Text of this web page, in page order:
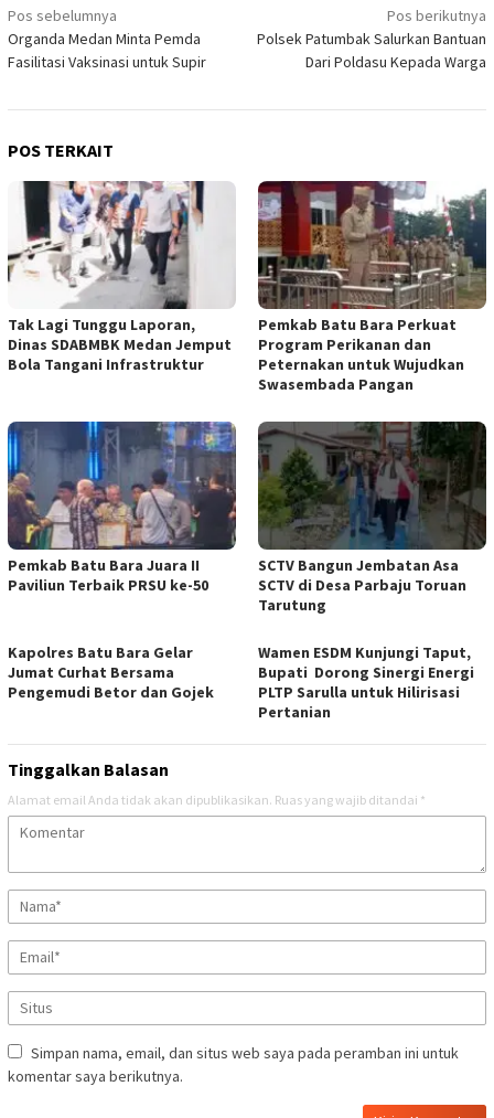
Navigasi
pos
Pos sebelumnya
Organda Medan Minta Pemda
Fasilitasi Vaksinasi untuk Supir
Pos berikutnya
Polsek Patumbak Salurkan Bantuan
Dari Poldasu Kepada Warga
POS TERKAIT
Tak Lagi Tunggu Laporan,
Dinas SDABMBK Medan Jemput
Bola Tangani Infrastruktur
Pemkab Batu Bara Perkuat
Program Perikanan dan
Peternakan untuk Wujudkan
Swasembada Pangan
Pemkab Batu Bara Juara II
Paviliun Terbaik PRSU ke-50
SCTV Bangun Jembatan Asa
SCTV di Desa Parbaju Toruan
Tarutung
Kapolres Batu Bara Gelar
Jumat Curhat Bersama
Pengemudi Betor dan Gojek
Wamen ESDM Kunjungi Taput,
Bupati Dorong Sinergi Energi
PLTP Sarulla untuk Hilirisasi
Pertanian
Tinggalkan Balasan
Alamat email Anda tidak akan dipublikasikan. Ruas yang wajib ditandai *
Simpan nama, email, dan situs web saya pada peramban ini untuk
komentar saya berikutnya.